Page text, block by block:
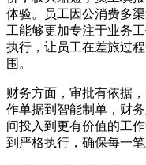
体验。员工因公消费多
工能够更加专注于业务
执行，让员工在差旅过
围。
财务方面，审批有依据
作单据到智能制单，财
间投入到更有价值的工
到严格执行，确保每一